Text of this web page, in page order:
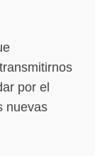
por el
nuevas